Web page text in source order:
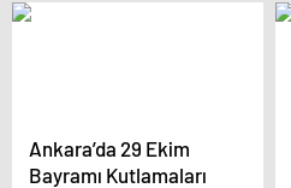
Ankara’da 29 Ekim
Bayramı Kutlamaları